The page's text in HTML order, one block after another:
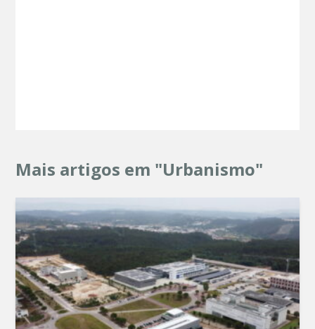
Mais artigos em "Urbanismo"